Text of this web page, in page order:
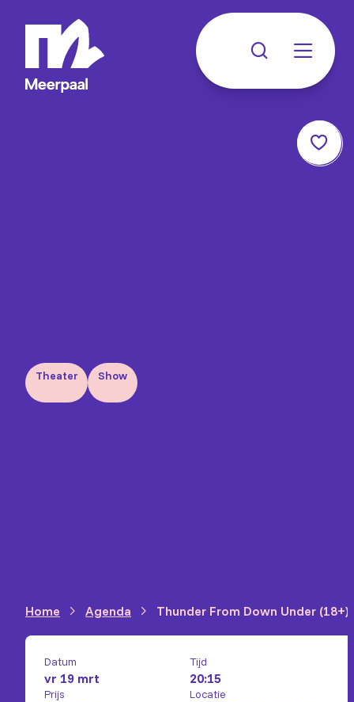
Theater Show
Home Agenda Thunder From Down Under (18+)
Datum
vr 19 mrt
Tijd
20:15
Prijs Locatie